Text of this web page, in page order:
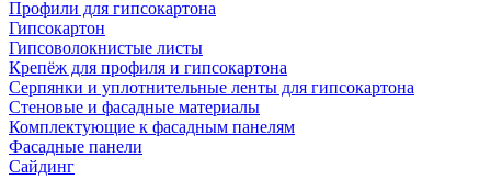
Профили для гипсокартона
Гипсокартон
Гипсоволокнистые листы
Крепёж для профиля и гипсокартона
Серпянки и уплотнительные ленты для гипсокартона
Стеновые и фасадные материалы
Комплектующие к фасадным панелям
Фасадные панели
Сайдинг